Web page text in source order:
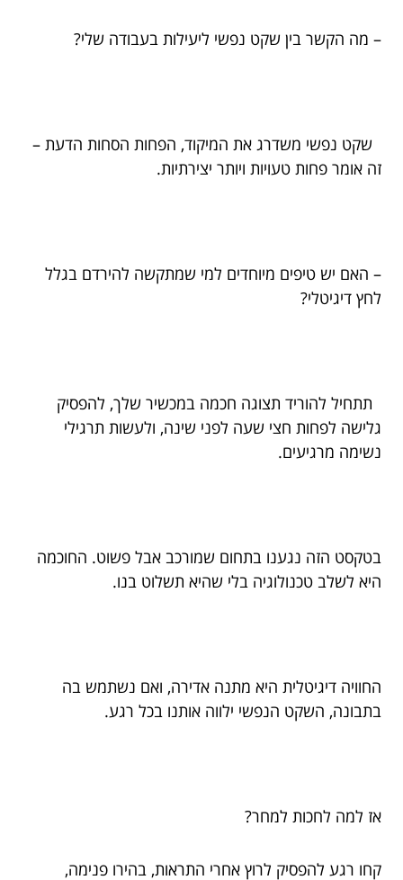
– מה הקשר בין שקט נפשי ליעילות בעבודה שלי?
שקט נפשי משדרג את המיקוד, הפחות הסחות הדעת –
זה אומר פחות טעויות ויותר יצירתיות.
– האם יש טיפים מיוחדים למי שמתקשה להירדם בגלל
לחץ דיגיטלי?
תתחיל להוריד תצוגה חכמה במכשיר שלך, להפסיק
גלישה לפחות חצי שעה לפני שינה, ולעשות תרגילי
נשימה מרגיעים.
בטקסט הזה נגענו בתחום שמורכב אבל פשוט. החוכמה
היא לשלב טכנולוגיה בלי שהיא תשלוט בנו.
החוויה דיגיטלית היא מתנה אדירה, ואם נשתמש בה
בתבונה, השקט הנפשי ילווה אותנו בכל רגע.
אז למה לחכות למחר?
קחו רגע להפסיק לרוץ אחרי התראות, בהירו פנימה,